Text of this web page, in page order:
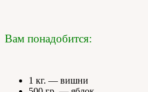
Вам понадобится:
1 кг. — вишни